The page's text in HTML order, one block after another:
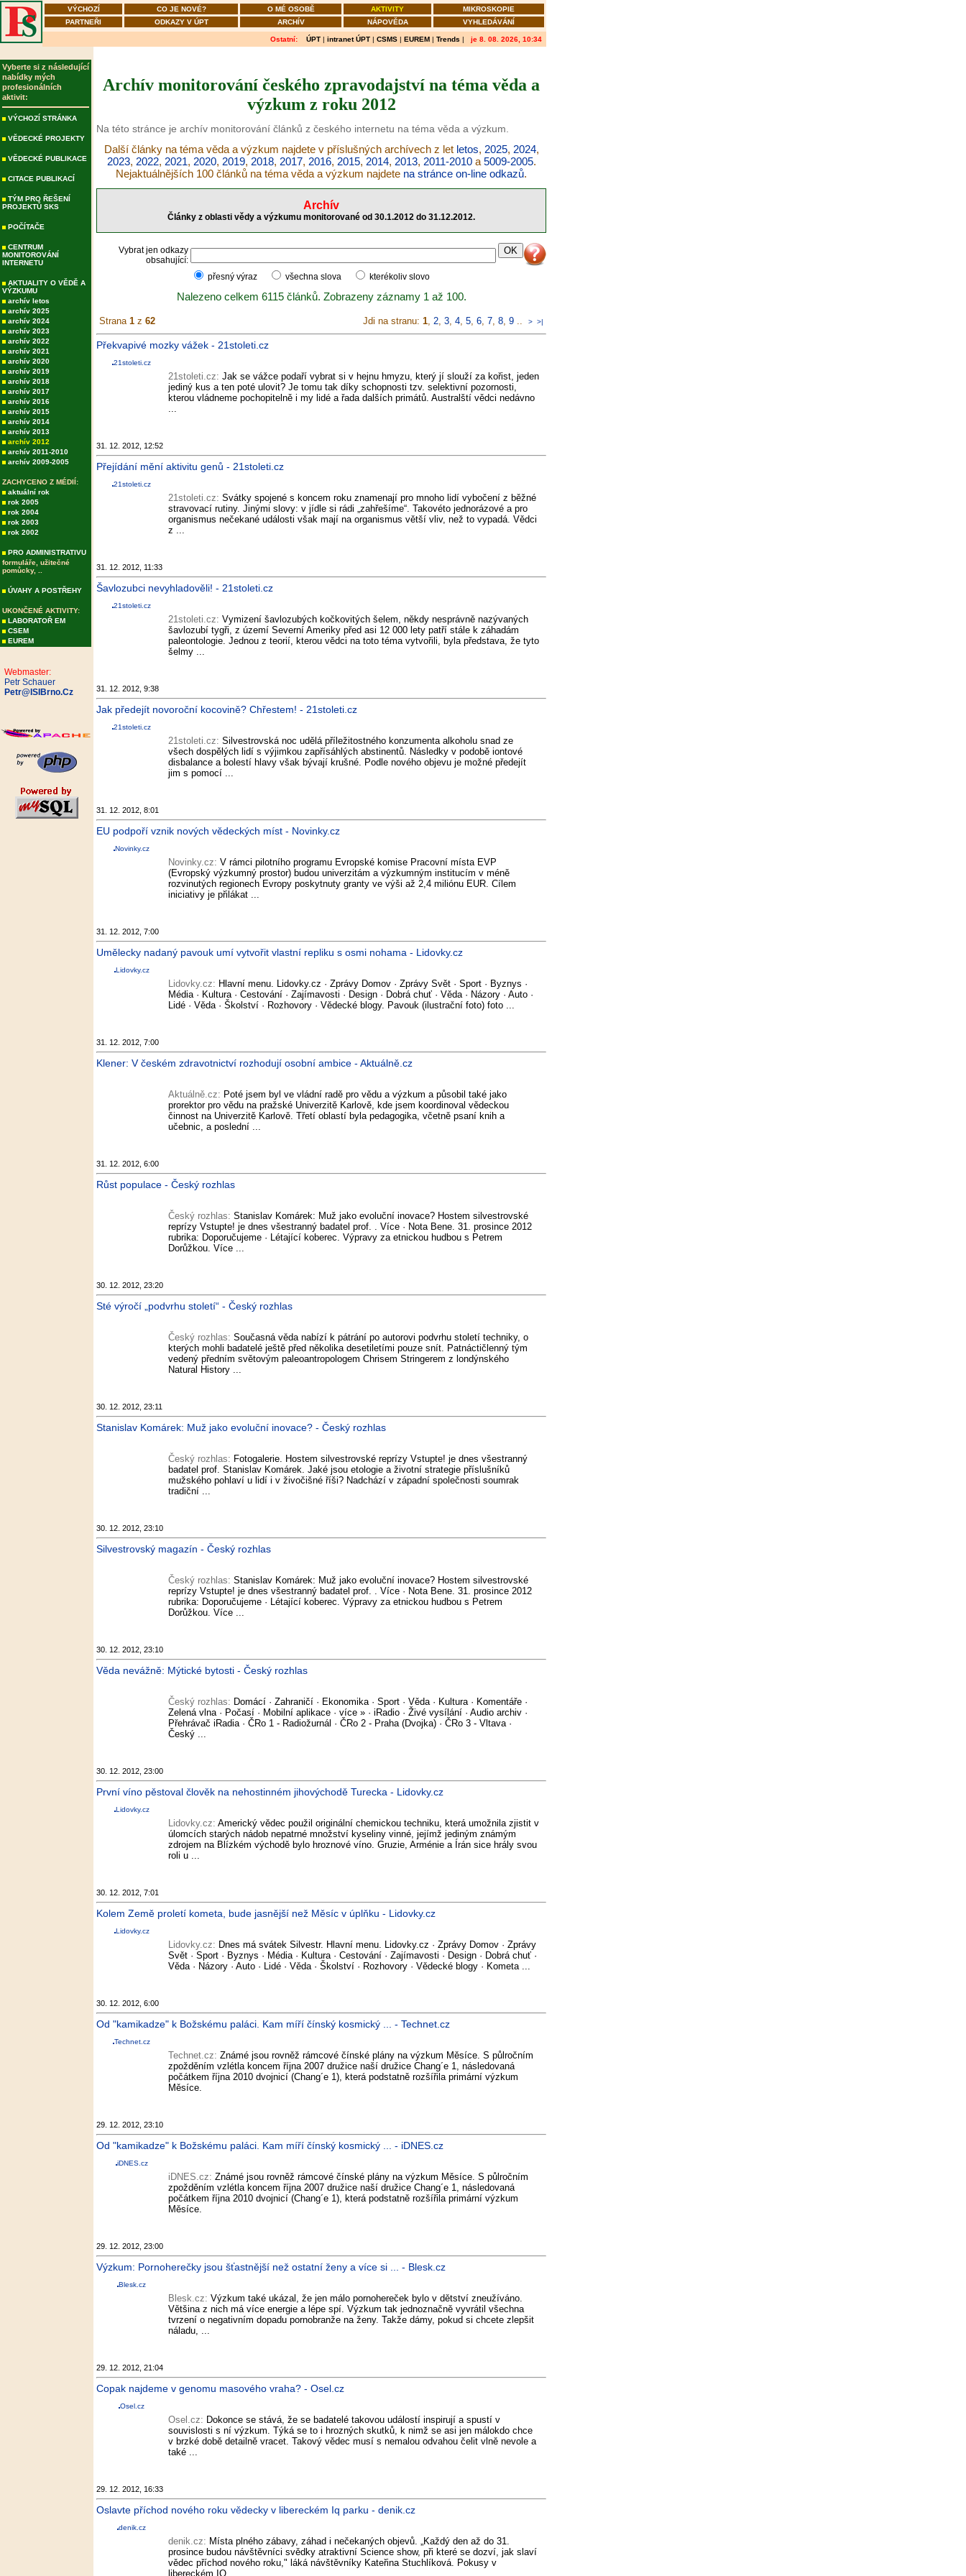
VÝCHOZÍ CO JE NOVÉ? O MÉ OSOBĚ AKTIVITY
MIKROSKOPIE
PARTNEŘI
ODKAZY V ÚPT ARCHÍV NÁPOVĚDA VYHLEDÁVÁNÍ
Ostatní: ÚPT | intranet ÚPT | CSMS | EUREM | Trends | je 8. 08. 2026, 10:34
Vyberte si z následující
nabídky mých
profesionálních
aktivit:
VÝCHOZÍ STRÁNKA
VĚDECKÉ PROJEKTY
VĚDECKÉ PUBLIKACE
CITACE PUBLIKACÍ
TÝM PRO ŘEŠENÍ
PROJEKTŮ SKS
POČÍTAČE
CENTRUM
MONITOROVÁNÍ
INTERNETU
AKTUALITY O VĚDĚ A
VÝZKUMU
archív letos
archív 2025
archív 2024
archív 2023
archív 2022
archív 2021
archív 2020
archív 2019
archív 2018
archív 2017
archív 2016
archív 2015
archív 2014
archív 2013
archív 2012
archív 2011-2010
archív 2009-2005
ZACHYCENO Z MÉDIÍ:
aktuální rok
rok 2005
rok 2004
rok 2003
rok 2002
PRO ADMINISTRATIVU
formuláře, užitečné
pomůcky, ..
ÚVAHY A POSTŘEHY
UKONČENÉ AKTIVITY:
LABORATOŘ EM
CSEM
EUREM
Webmaster:
Petr Schauer
Petr@ISIBrno.Cz
Archív monitorování českého zpravodajství na téma věda a
výzkum z roku 2012
Na této stránce je archív monitorování článků z českého internetu na téma věda a výzkum.
Další články na téma věda a výzkum najdete v příslušných archívech z let letos, 2025, 2024,
2023, 2022, 2021, 2020, 2019, 2018, 2017, 2016, 2015, 2014, 2013, 2011-2010a 5009-2005.
Nejaktuálnějších 100 článků na téma věda a výzkum najdete na stránce on-line odkazů.
Archív
Články z oblasti vědy a výzkumu monitorované od 30.1.2012 do 31.12.2012.
Vybrat jen odkazy
obsahující:
přesný výraz
všechna slova kterékoliv slovo
Nalezeno celkem 6115 článků. Zobrazeny záznamy 1 až 100.
Strana 1 z 62 Jdi na stranu: 1, 2, 3, 4, 5, 6, 7, 8, 9 .. > >|
Překvapivé mozky vážek - 21stoleti.cz
21stoleti.cz
21stoleti.cz: Jak se vážce podaří vybrat si v hejnu hmyzu, který jí slouží za kořist, jeden
jediný kus a ten poté ulovit? Je tomu tak díky schopnosti tzv. selektivní pozornosti,
kterou vládneme pochopitelně i my lidé a řada dalších primátů. Australští vědci nedávno
...
31. 12. 2012, 12:52
Přejídání mění aktivitu genů - 21stoleti.cz
21stoleti.cz
21stoleti.cz: Svátky spojené s koncem roku znamenají pro mnoho lidí vybočení z běžné
stravovací rutiny. Jinými slovy: v jídle si rádi „zahřešíme“. Takovéto jednorázové a pro
organismus nečekané události však mají na organismus větší vliv, než to vypadá. Vědci
z ...
31. 12. 2012, 11:33
Šavlozubci nevyhladověli! - 21stoleti.cz
21stoleti.cz
21stoleti.cz: Vymizení šavlozubých kočkovitých šelem, někdy nesprávně nazývaných
šavlozubí tygři, z území Severní Ameriky před asi 12 000 lety patří stále k záhadám
paleontologie. Jednou z teorií, kterou vědci na toto téma vytvořili, byla představa, že tyto
šelmy ...
31. 12. 2012, 9:38
Jak předejít novoroční kocovině? Chřestem! - 21stoleti.cz
21stoleti.cz
21stoleti.cz: Silvestrovská noc udělá příležitostného konzumenta alkoholu snad ze
všech dospělých lidí s výjimkou zapřísáhlých abstinentů. Následky v podobě iontové
disbalance a bolestí hlavy však bývají krušné. Podle nového objevu je možné předejít
jim s pomocí ...
31. 12. 2012, 8:01
EU podpoří vznik nových vědeckých míst - Novinky.cz
Novinky.cz
Novinky.cz: V rámci pilotního programu Evropské komise Pracovní místa EVP
(Evropský výzkumný prostor) budou univerzitám a výzkumným institucím v méně
rozvinutých regionech Evropy poskytnuty granty ve výši až 2,4 miliónu EUR. Cílem
iniciativy je přilákat ...
31. 12. 2012, 7:00
Umělecky nadaný pavouk umí vytvořit vlastní repliku s osmi nohama - Lidovky.cz
Lidovky.cz
Lidovky.cz: Hlavní menu. Lidovky.cz · Zprávy Domov · Zprávy Svět · Sport · Byznys ·
Média · Kultura · Cestování · Zajímavosti · Design · Dobrá chuť · Věda · Názory · Auto ·
Lidé · Věda · Školství · Rozhovory · Vědecké blogy. Pavouk (ilustrační foto) foto ...
31. 12. 2012, 7:00
Klener: V českém zdravotnictví rozhodují osobní ambice - Aktuálně.cz
Aktuálně.cz: Poté jsem byl ve vládní radě pro vědu a výzkum a působil také jako
prorektor pro vědu na pražské Univerzitě Karlově, kde jsem koordinoval vědeckou
činnost na Univerzitě Karlově. Třetí oblastí byla pedagogika, včetně psaní knih a
učebnic, a poslední ...
31. 12. 2012, 6:00
Růst populace - Český rozhlas
Český rozhlas: Stanislav Komárek: Muž jako evoluční inovace? Hostem silvestrovské
reprízy Vstupte! je dnes všestranný badatel prof. . Více · Nota Bene. 31. prosince 2012
rubrika: Doporučujeme · Létající koberec. Výpravy za etnickou hudbou s Petrem
Dorůžkou. Více ...
30. 12. 2012, 23:20
Sté výročí „podvrhu století“ - Český rozhlas
Český rozhlas: Současná věda nabízí k pátrání po autorovi podvrhu století techniky, o
kterých mohli badatelé ještě před několika desetiletími pouze snít. Patnáctičlenný tým
vedený předním světovým paleoantropologem Chrisem Stringerem z londýnského
Natural History ...
30. 12. 2012, 23:11
Stanislav Komárek: Muž jako evoluční inovace? - Český rozhlas
Český rozhlas: Fotogalerie. Hostem silvestrovské reprízy Vstupte! je dnes všestranný
badatel prof. Stanislav Komárek. Jaké jsou etologie a životní strategie příslušníků
mužského pohlaví u lidí i v živočišné říši? Nadchází v západní společnosti soumrak
tradiční ...
30. 12. 2012, 23:10
Silvestrovský magazín - Český rozhlas
Český rozhlas: Stanislav Komárek: Muž jako evoluční inovace? Hostem silvestrovské
reprízy Vstupte! je dnes všestranný badatel prof. . Více · Nota Bene. 31. prosince 2012
rubrika: Doporučujeme · Létající koberec. Výpravy za etnickou hudbou s Petrem
Dorůžkou. Více ...
30. 12. 2012, 23:10
Věda nevážně: Mýtické bytosti - Český rozhlas
Český rozhlas: Domácí · Zahraničí · Ekonomika · Sport · Věda · Kultura · Komentáře ·
Zelená vlna · Počasí · Mobilní aplikace · více » · iRadio · Živé vysílání · Audio archiv ·
Přehrávač iRadia · ČRo 1 - Radiožurnál · ČRo 2 - Praha (Dvojka) · ČRo 3 - Vltava ·
Český ...
30. 12. 2012, 23:00
První víno pěstoval člověk na nehostinném jihovýchodě Turecka - Lidovky.cz
Lidovky.cz
Lidovky.cz: Americký vědec použil originální chemickou techniku, která umožnila zjistit v
úlomcích starých nádob nepatrné množství kyseliny vinné, jejímž jediným známým
zdrojem na Blízkém východě bylo hroznové víno. Gruzie, Arménie a Írán sice hrály svou
roli u ...
30. 12. 2012, 7:01
Kolem Země proletí kometa, bude jasnější než Měsíc v úplňku - Lidovky.cz
Lidovky.cz
Lidovky.cz: Dnes má svátek Silvestr. Hlavní menu. Lidovky.cz · Zprávy Domov · Zprávy
Svět · Sport · Byznys · Média · Kultura · Cestování · Zajímavosti · Design · Dobrá chuť ·
Věda · Názory · Auto · Lidé · Věda · Školství · Rozhovory · Vědecké blogy · Kometa ...
30. 12. 2012, 6:00
Od "kamikadze" k Božskému paláci. Kam míří čínský kosmický ... - Technet.cz
Technet.cz
Technet.cz: Známé jsou rovněž rámcové čínské plány na výzkum Měsíce. S půlročním
zpožděním vzlétla koncem října 2007 družice naší družice Chang´e 1, následovaná
počátkem října 2010 dvojnicí (Chang´e 1), která podstatně rozšířila primární výzkum
Měsíce.
29. 12. 2012, 23:10
Od "kamikadze" k Božskému paláci. Kam míří čínský kosmický ... - iDNES.cz
iDNES.cz
iDNES.cz: Známé jsou rovněž rámcové čínské plány na výzkum Měsíce. S půlročním
zpožděním vzlétla koncem října 2007 družice naší družice Chang´e 1, následovaná
počátkem října 2010 dvojnicí (Chang´e 1), která podstatně rozšířila primární výzkum
Měsíce.
29. 12. 2012, 23:00
Výzkum: Pornoherečky jsou šťastnější než ostatní ženy a více si ... - Blesk.cz
Blesk.cz
Blesk.cz: Výzkum také ukázal, že jen málo pornohereček bylo v dětství zneužíváno.
Většina z nich má více energie a lépe spí. Výzkum tak jednoznačně vyvrátil všechna
tvrzení o negativním dopadu pornobranže na ženy. Takže dámy, pokud si chcete zlepšit
náladu, ...
29. 12. 2012, 21:04
Copak najdeme v genomu masového vraha? - Osel.cz
Osel.cz
Osel.cz: Dokonce se stává, že se badatelé takovou událostí inspirují a spustí v
souvislosti s ní výzkum. Týká se to i hrozných skutků, k nimž se asi jen málokdo chce
v brzké době detailně vracet. Takový vědec musí s nemalou odvahou čelit vlně nevole a
také ...
29. 12. 2012, 16:33
Oslavte příchod nového roku vědecky v libereckém Iq parku - denik.cz
denik.cz
denik.cz: Místa plného zábavy, záhad i nečekaných objevů. „Každý den až do 31.
prosince budou návštěvníci svědky atraktivní Science show, při které se dozví, jak slaví
vědec příchod nového roku," láká návštěvníky Kateřina Stuchlíková. Pokusy v
libereckém IQ ...